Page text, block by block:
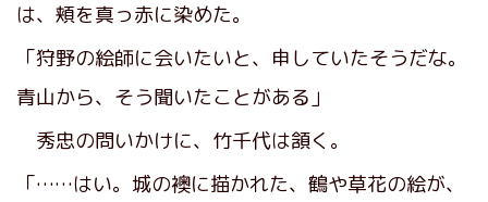
は、頬を真っ赤に染めた。
「狩野の絵師に会いたいと、申していたそうだな。
青山から、そう聞いたことがある」
秀忠の問いかけに、竹千代は頷く。
「……はい。城の襖に描かれた、鶴や草花の絵が、